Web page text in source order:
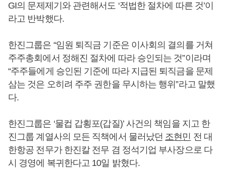
GI의 문제제기와 관련해서도 ‘적법한 절차에 따른 것’이
라고 반박했다.
한진그룹은 “임원 퇴직금 기준은 이사회의 결의를 거쳐
주주총회에서 정해진 절차에 따라 승인되는 것”이라며
“주주들에게 승인된 기준에 따라 지급된 퇴직금을 문제
삼는 것은 오히려 주주 권한을 무시하는 행위”라고 말했
다.
한진그룹은 ‘물컵 갑횡포(갑질)’ 사건의 책임을 지고 한
진그룹 계열사의 모든 직책에서 물러났던 조현민 전 대
한항공 전무가 한진칼 전무 겸 정석기업 부사장으로 다
시 경영에 복귀한다고 10일 밝혔다.